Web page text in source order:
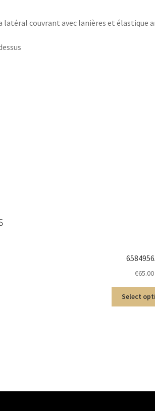
latéral couvrant avec lanières et élastique
€65.00
Select